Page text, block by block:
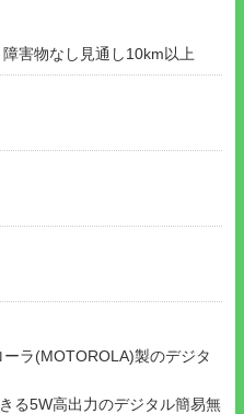
害物なし見通し10km以上
ラ(MOTOROLA)製のデジタ
る5W高出力のデジタル簡易無